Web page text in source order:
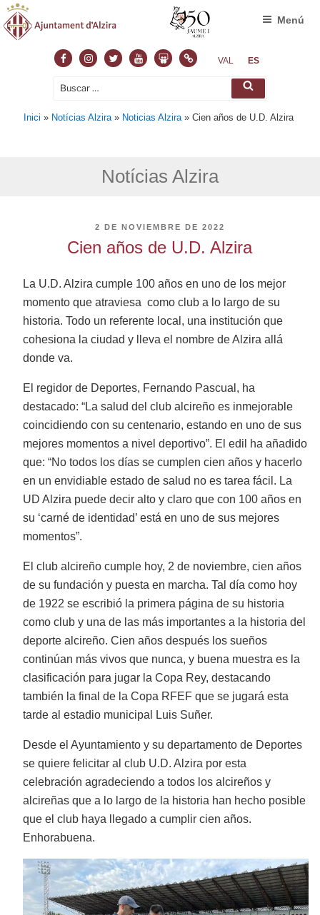
FacebookInstagram
TwitterYoutubeSlideshare
NormasVAL ES
Buscar
Buscar
Menú
Inici » Notícias Alzira » Noticias Alzira »Cien años de U.D. Alzira
Notícias Alzira
PUBLICADO
2 DE NOVIEMBRE DE 2022
Cien años de U.D. Alzira
La U.D. Alzira cumple 100 años en uno de los mejor
momento que atraviesa como club a lo largo de su
historia. Todo un referente local, una institución que
cohesiona la ciudad y lleva el nombre de Alzira allá
donde va.
El regidor de Deportes, Fernando Pascual, ha
destacado: “La salud del club alcireño es inmejorable
coincidiendo con su centenario, estando en uno de sus
mejores momentos a nivel deportivo”. El edil ha añadido
que: “No todos los días se cumplen cien años y hacerlo
en un envidiable estado de salud no es tarea fácil. La
UD Alzira puede decir alto y claro que con 100 años en
su ‘carné de identidad’ está en uno de sus mejores
momentos”.
El club alcireño cumple hoy, 2 de noviembre, cien años
de su fundación y puesta en marcha. Tal día como hoy
de 1922 se escribió la primera página de su historia
como club y una de las más importantes a la historia del
deporte alcireño. Cien años después los sueños
continúan más vivos que nunca, y buena muestra es la
clasificación para jugar la Copa Rey, destacando
también la final de la Copa RFEF que se jugará esta
tarde al estadio municipal Luis Suñer.
Desde el Ayuntamiento y su departamento de Deportes
se quiere felicitar al club U.D. Alzira por esta
celebración agradeciendo a todos los alcireños y
alcireñas que a lo largo de la historia han hecho posible
que el club haya llegado a cumplir cien años.
Enhorabuena.